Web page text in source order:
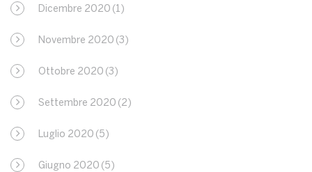
Dicembre 2020 (1)
Novembre 2020 (3)
Ottobre 2020 (3)
Settembre 2020 (2)
Luglio 2020 (5)
Giugno 2020 (5)